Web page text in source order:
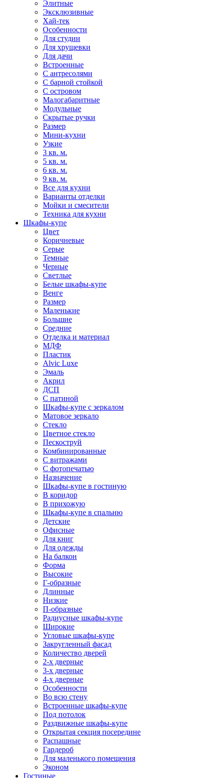
Элитные
Эксклюзивные
Хай-тек
Особенности
Для студии
Для хрущевки
Для дачи
Встроенные
С антресолями
С барной стойкой
С островом
Малогабаритные
Модульные
Скрытые ручки
Размер
Мини-кухни
Узкие
3 кв. м.
5 кв. м.
6 кв. м.
9 кв. м.
Все для кухни
Варианты отделки
Мойки и смесители
Техника для кухни
Шкафы-купе
Цвет
Коричневые
Серые
Темные
Черные
Светлые
Белые шкафы-купе
Венге
Размер
Маленькие
Большие
Средние
Отделка и материал
МДФ
Пластик
Alvic Luxe
Эмаль
Акрил
ДСП
С патиной
Шкафы-купе с зеркалом
Матовое зеркало
Стекло
Цветное стекло
Пескоструй
Комбинированные
С витражами
С фотопечатью
Назначение
Шкафы-купе в гостиную
В коридор
В прихожую
Шкафы-купе в спальню
Детские
Офисные
Для книг
Для одежды
На балкон
Форма
Высокие
Г-образные
Длинные
Низкие
П-образные
Радиусные шкафы-купе
Широкие
Угловые шкафы-купе
Закругленный фасад
Количество дверей
2-х дверные
3-х дверные
4-х дверные
Особенности
Во всю стену
Встроенные шкафы-купе
Под потолок
Раздвижные шкафы-купе
Открытая секция посередине
Распашные
Гардероб
Для маленького помещения
Эконом
Гостиные